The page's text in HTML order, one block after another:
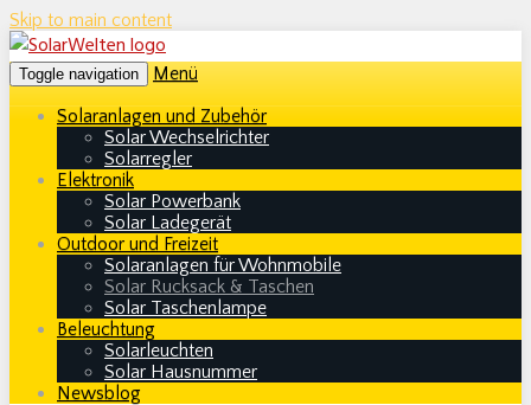
Skip to main content
Toggle navigation
Menü
Solaranlagen und Zubehör
Solar Wechselrichter
Solarregler
Elektronik
Solar Powerbank
Solar Ladegerät
Outdoor und Freizeit
Solaranlagen für Wohnmobile
Solar Rucksack & Taschen
Solar Taschenlampe
Beleuchtung
Solarleuchten
Solar Hausnummer
Newsblog